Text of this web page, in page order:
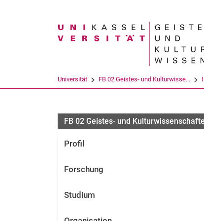
Suchbegriff
Universität FB 02 Geistes- und Kulturwisse...
FB 02 Geistes- und
Profil
Forschung
Studium